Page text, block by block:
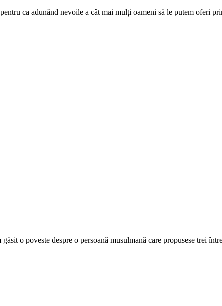
ca adunând nevoile a cât mai mulți oameni să le putem oferi
o poveste despre o persoană musulmană care propusese trei